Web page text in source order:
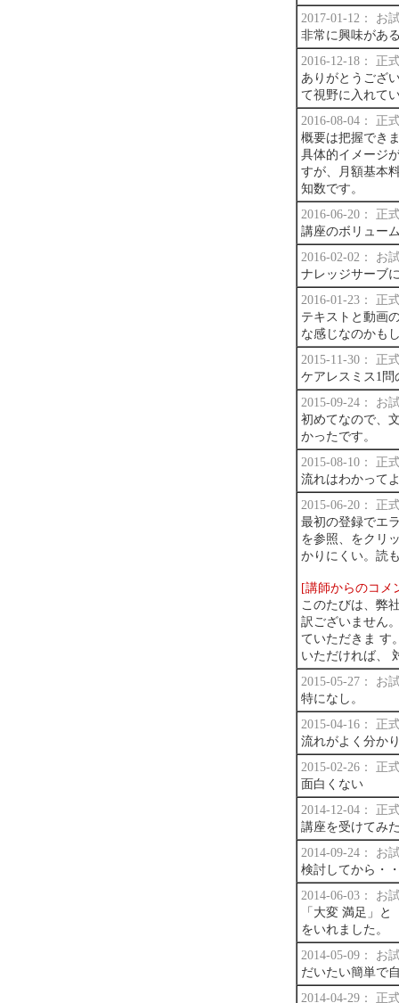
2017-01-12： お
非常に興味があ
2016-12-18： 正
ありがとうござ
て視野に入れて
2016-08-04： 正
概要は把握でき
具体的イメージ
すが、月額基本
知数です。
2016-06-20： 正
講座のボリュー
2016-02-02： お
ナレッジサーブ
2016-01-23： 正
テキストと動画
な感じなのかも
2015-11-30： 正
ケアレスミス1問
2015-09-24： お
初めてなので、
かったです。
2015-08-10： 正
流れはわかって
2015-06-20： 正
最初の登録でエ
を参照、をクリ
かりにくい。読
[講師からのコメ
このたびは、弊
訳ございません
ていただきま す
いただければ、
2015-05-27： お
特になし。
2015-04-16： 正
流れがよく分か
2015-02-26： 正
面白くない
2014-12-04： 正
講座を受けてみ
2014-09-24： お
検討してから・
2014-06-03： お
「大変 満足」
をいれました。
2014-05-09： お
だいたい簡単で
2014-04-29： 正